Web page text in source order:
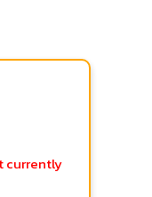
currently